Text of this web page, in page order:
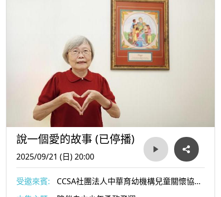
說一個愛的故事 (已停播)
2025/09/21 (日) 20:00
受邀來賓:
CCSA社團法人中華育幼機構兒童關懷協會